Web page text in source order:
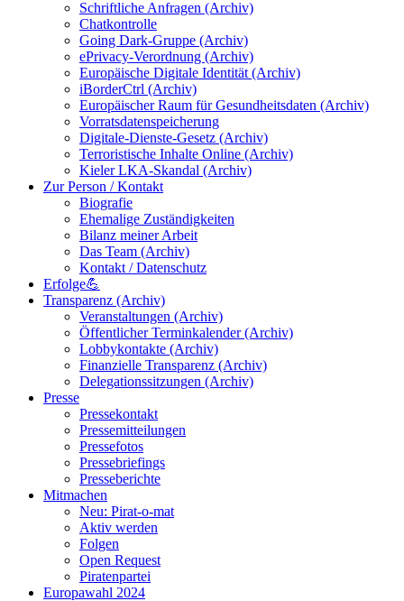
Schriftliche Anfragen (Archiv)
Chatkontrolle
Going Dark-Gruppe (Archiv)
ePrivacy-Verordnung (Archiv)
Europäische Digitale Identität (Archiv)
iBorderCtrl (Archiv)
Europäischer Raum für Gesundheitsdaten (Archiv)
Vorratsdatenspeicherung
Digitale-Dienste-Gesetz (Archiv)
Terroristische Inhalte Online (Archiv)
Kieler LKA-Skandal (Archiv)
Zur Person / Kontakt
Biografie
Ehemalige Zuständigkeiten
Bilanz meiner Arbeit
Das Team (Archiv)
Kontakt / Datenschutz
Erfolge💪
Transparenz (Archiv)
Veranstaltungen (Archiv)
Öffentlicher Terminkalender (Archiv)
Lobbykontakte (Archiv)
Finanzielle Transparenz (Archiv)
Delegationssitzungen (Archiv)
Presse
Pressekontakt
Pressemitteilungen
Pressefotos
Pressebriefings
Presseberichte
Mitmachen
Neu: Pirat-o-mat
Aktiv werden
Folgen
Open Request
Piratenpartei
Europawahl 2024